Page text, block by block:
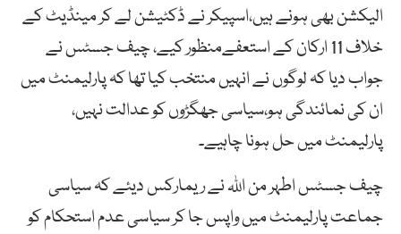
الیکشن بھی ہونے ہیں،اسپیکر نے ڈکٹیشن لے کر مینڈیٹ کے
خلاف 11 ارکان کے استعفےمنظور کیے، چیف جسٹس نے
جواب دیا کہ لوگوں نے انہیں منتخب کیا تھا کہ پارلیمنٹ میں
ان کی نمائندگی ہو،سیاسی جھگڑوں کو عدالت نہیں،
پارلیمنٹ میں حل ہونا چاہیے۔
چیف جسٹس اطہر من اللہ نے ریمارکس دیئے کہ سیاسی
جماعت پارلیمنٹ میں واپس جا کر سیاسی عدم استحکام کو